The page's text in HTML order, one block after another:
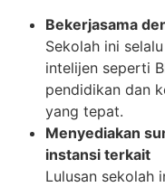
Bekerjasama
Sekolah ini
intelijen seperti
pendidikan dan
yang tepat.
Menyediakan
instansi terkait
Lulusan sekolah